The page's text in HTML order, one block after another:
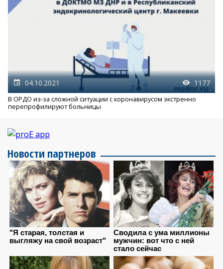
04.10.2021 1177
В ОРДО из-за сложной ситуации с коронавирусом экстренно
перепрофилируют больницы
Новости партнеров